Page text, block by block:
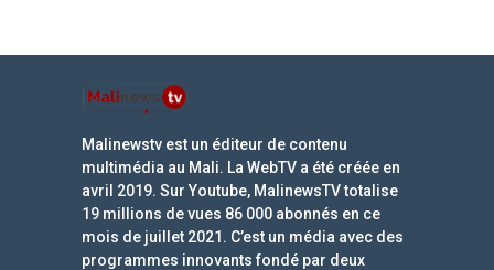
Malinewstv est un éditeur de contenu
multimédia au Mali. La WebTV a été créée en
avril 2019. Sur Youtube, MalinewsTV totalise
19 millions de vues 86 000 abonnés en ce
mois de juillet 2021. C’est un média avec des
programmes innovants fondé par deux